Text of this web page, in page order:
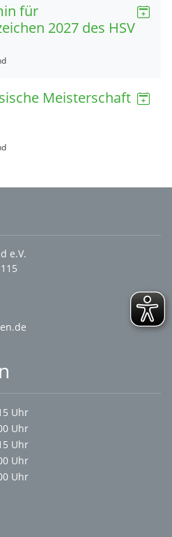
für
2027 des HSV
Meisterschaft
e.V.
Uhr
Uhr
Uhr
Uhr
Uhr